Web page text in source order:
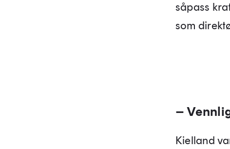
såpass
som
–
Kielland